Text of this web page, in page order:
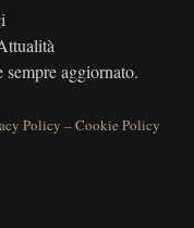
aggiornato.
Policy –Cookie Policy